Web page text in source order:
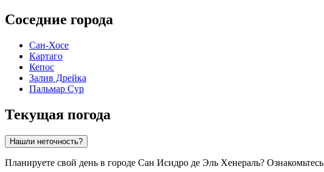
Соседние города
Сан-Хосе
Картаго
Кепос
Залив Дрейка
Пальмар Сур
Текущая погода
Нашли неточность?
Планируете свой день в городе Сан Исидро де Эль Хенераль?